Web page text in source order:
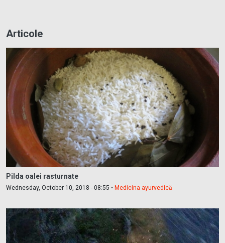
Articole
Pilda oalei rasturnate
Wednesday, October 10, 2018 - 08:55 • Medicina ayurvedică